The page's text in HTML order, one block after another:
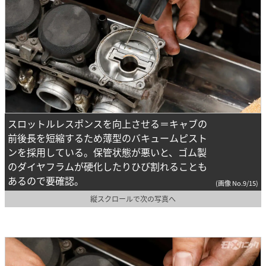
スロットルレスポンスを向上させる＝キャブの
前後長を短縮するため薄型のバキュームピスト
ンを採用している。保管状態が悪いと、ゴム製
のダイヤフラムが硬化したりひび割れることも
あるので要確認。
(画像 No.9/15)
縦スクロールで次の写真へ